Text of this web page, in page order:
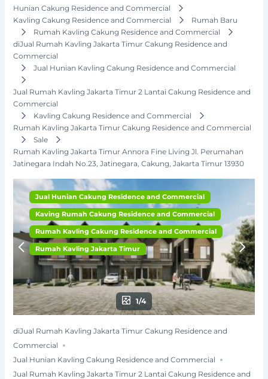
Hunian Cakung Residence and Commercial
Kavling Cakung Residence and Commercial
Rumah Baru
Rumah Kavling Cakung Residence and Commercial
diJual Rumah Kavling Jakarta Timur Cakung Residence and
Commercial
Jual Hunian Kavling Cakung Residence and Commercial
Jual Rumah Kavling Jakarta Timur 2 Lantai Cakung Residence and
Commercial
Kavling Cakung Residence and Commercial
Rumah Kavling Jakarta Timur Cakung Residence and Commercial
Sale
Rumah Kavling Jakarta Timur Annora Fine Living Jl. Perumahan
Jatinegara Indah No.23, Jatinegara, Cakung, Jakarta Timur 13930
Jual Hunian Cakung Residence and Commercial
Kaving Rumah Cakung Residence and Commercial
Rumah Kavling Cakung Residence and Commercial
Rumah Kavling Jakarta Timur
1/4
diJual Rumah Kavling Jakarta Timur Cakung Residence and
Commercial
Jual Hunian Kavling Cakung Residence and Commercial
Jual Rumah Kavling Jakarta Timur 2 Lantai Cakung Residence and